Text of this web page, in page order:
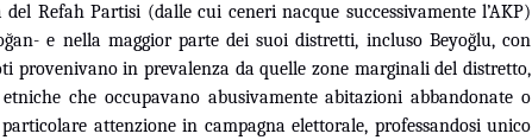
Refah Partisi (dalle cui ceneri nacque successivamente l’AKP)
e nella maggior parte dei suoi distretti, incluso Beyoğlu, con
provenivano in prevalenza da quelle zone marginali del distretto,
che occupavano abusivamente abitazioni abbandonate o
attenzione in campagna elettorale, professandosi unico